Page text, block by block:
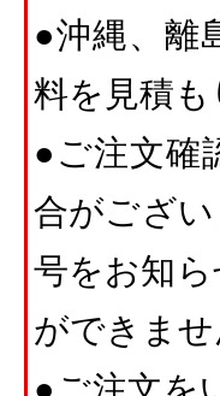
●沖縄、離
料を見積
●ご注文確
合がござ
号をお知
ができませ